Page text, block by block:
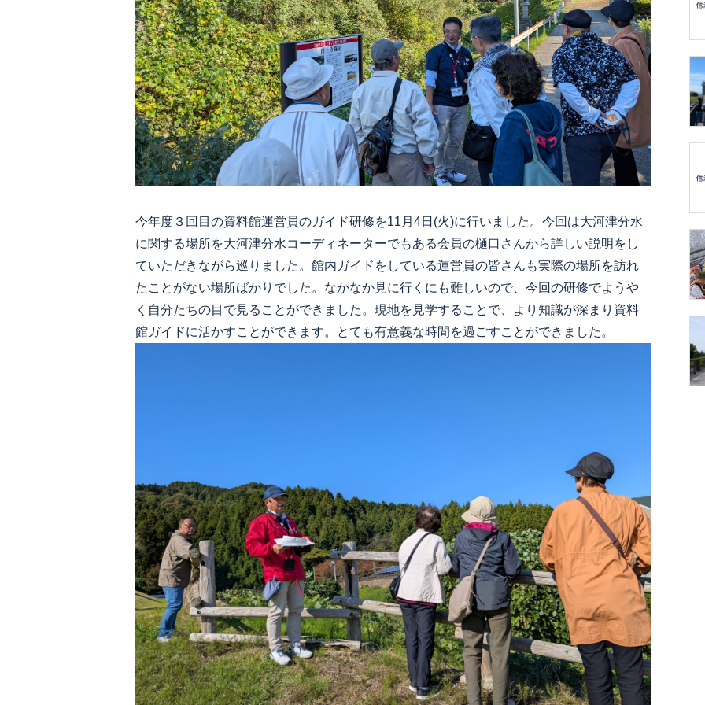
今年度３回目の資料館運営員のガイド研修を11月4日(火)に行いました。今回は大河津分水
に関する場所を大河津分水コーディネーターでもある会員の樋口さんから詳しい説明をし
ていただきながら巡りました。館内ガイドをしている運営員の皆さんも実際の場所を訪れ
たことがない場所ばかりでした。なかなか見に行くにも難しいので、今回の研修でようや
く自分たちの目で見ることができました。現地を見学することで、より知識が深まり資料
館ガイドに活かすことができます。とても有意義な時間を過ごすことができました。